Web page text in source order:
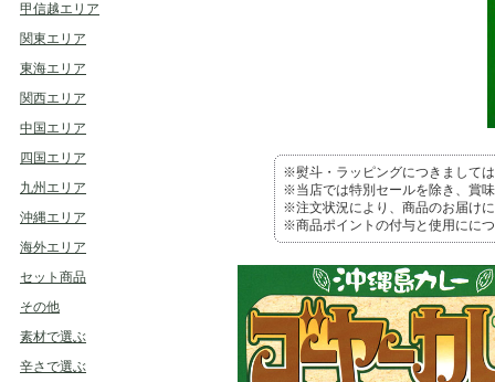
甲信越エリア
関東エリア
東海エリア
関西エリア
中国エリア
四国エリア
九州エリア
沖縄エリア
海外エリア
セット商品
その他
素材で選ぶ
辛さで選ぶ
※熨斗・ラッピングにつきましては
※当店では特別セールを除き、賞
※注文状況により、商品のお届け
※商品ポイントの付与と使用にに